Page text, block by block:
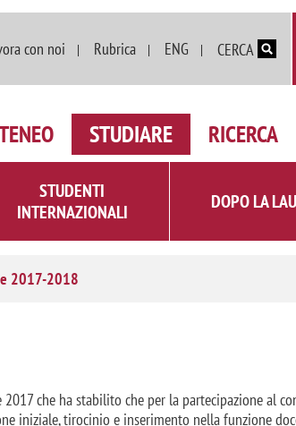
Salta al contenuto principale
con noi Rubrica ENG CERCA
STUDIARE RICERCA
STUDENTI
INTERNAZIONALI
DOPO LA
2017-2018
che ha stabilito che per la partecipazione al
iniziale, tirocinio e inserimento nella funzione